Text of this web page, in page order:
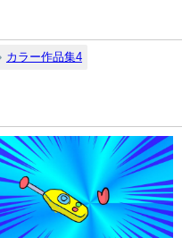
カラー作品集4